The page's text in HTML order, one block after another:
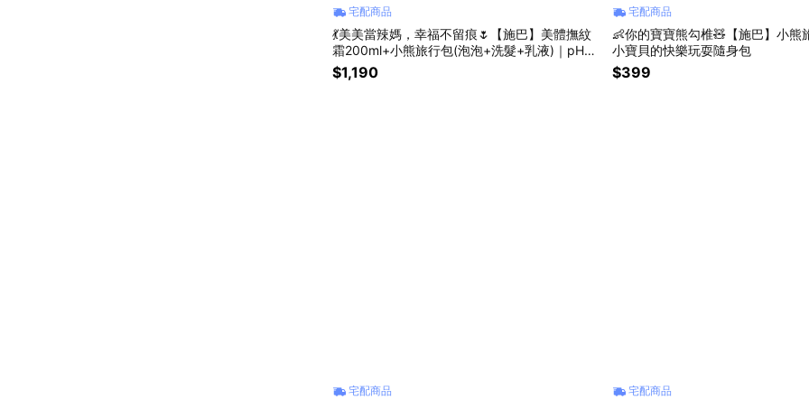
宅配商品
💃美美當辣媽，幸福不留痕🌷【施巴】美體撫紋
霜200ml+小熊旅行包(泡泡+洗髮+乳液)｜pH5.
5呵護媽咪與寶寶肌膚
$1,190
宅配商品
👶你的寶寶熊勾椎🧸【施巴】小熊
小寶貝的快樂玩耍隨身包
$399
宅配商品 宅配商品